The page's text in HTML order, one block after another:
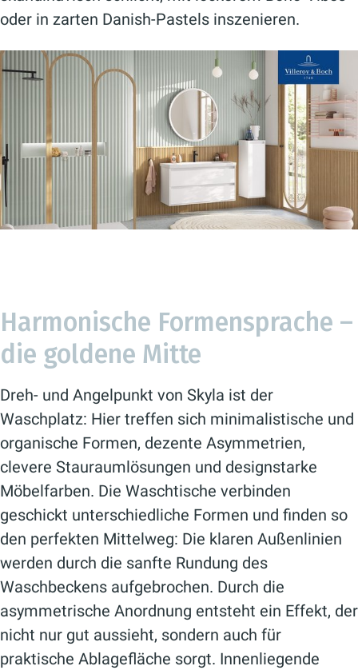
oder in zarten Danish-Pastels inszenieren.
Harmonische Formensprache –
die goldene Mitte
Dreh- und Angelpunkt von Skyla ist der
Waschplatz: Hier treffen sich minimalistische und
organische Formen, dezente Asymmetrien,
clevere Stauraumlösungen und designstarke
Möbelfarben. Die Waschtische verbinden
geschickt unterschiedliche Formen und finden so
den perfekten Mittelweg: Die klaren Außenlinien
werden durch die sanfte Rundung des
Waschbeckens aufgebrochen. Durch die
asymmetrische Anordnung entsteht ein Effekt, der
nicht nur gut aussieht, sondern auch für
praktische Ablagefläche sorgt. Innenliegende